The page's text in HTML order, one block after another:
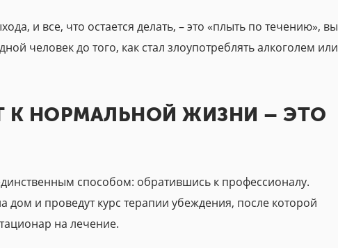
и все, что остается делать, – это «плыть по течению», вы
человек до того, как стал злоупотреблять алкоголем или
К НОРМАЛЬНОЙ ЖИЗНИ – ЭТО
способом: обратившись к профессионалу.
и проведут курс терапии убеждения, после которой
на лечение.